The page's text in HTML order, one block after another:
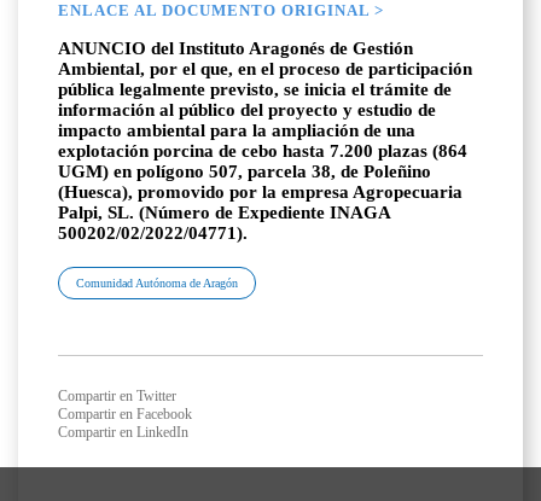
ENLACE AL DOCUMENTO ORIGINAL >
ANUNCIO del Instituto Aragonés de Gestión
Ambiental, por el que, en el proceso de participación
pública legalmente previsto, se inicia el trámite de
información al público del proyecto y estudio de
impacto ambiental para la ampliación de una
explotación porcina de cebo hasta 7.200 plazas (864
UGM) en polígono 507, parcela 38, de Poleñino
(Huesca), promovido por la empresa Agropecuaria
Palpi, SL. (Número de Expediente INAGA
500202/02/2022/04771).
Comunidad Autónoma de Aragón
Compartir en Twitter
Compartir en Facebook
Compartir en LinkedIn